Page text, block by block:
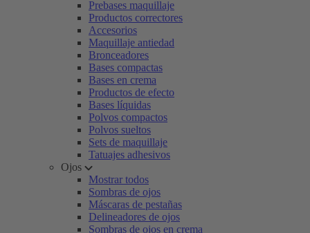
Prebases maquillaje
Productos correctores
Accesorios
Maquillaje antiedad
Bronceadores
Bases compactas
Bases en crema
Productos de efecto
Bases líquidas
Polvos compactos
Polvos sueltos
Sets de maquillaje
Tatuajes adhesivos
Ojos
Mostrar todos
Sombras de ojos
Máscaras de pestañas
Delineadores de ojos
Sombras de ojos en crema